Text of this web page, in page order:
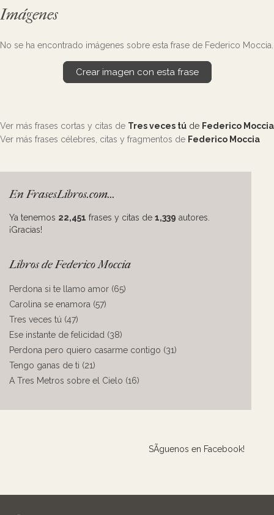
Imágenes
No se ha encontrado imágenes sobre esta frase de Federico Moccia.
Crear imagen con esta frase
Ver más frases cortas y citas de Tres veces tú de Federico Moccia
Ver más frases célebres, citas y fragmentos de Federico Moccia
En FrasesLibros.com...
Ya tenemos 22,451 frases y citas de 1,339 autores.
¡Gracias!
Libros de Federico Moccia
Perdona si te llamo amor (65)
Carolina se enamora (57)
Tres veces tú (47)
Ese instante de felicidad (38)
Perdona pero quiero casarme contigo (31)
Tengo ganas de ti (21)
A Tres Metros sobre el Cielo (16)
SÃ­guenos en Facebook!